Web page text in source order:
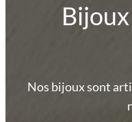
Nos bijoux sont